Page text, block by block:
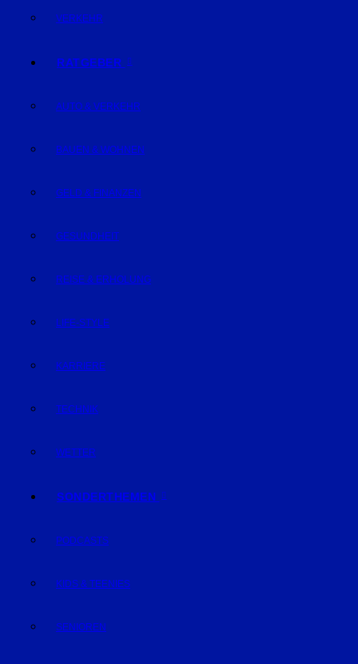
VERKEHR
RATGEBER
AUTO & VERKEHR
BAUEN & WOHNEN
GELD & FINANZEN
GESUNDHEIT
REISE & ERHOLUNG
LIFE-STYLE
KARRIERE
TECHNIK
WETTER
SONDERTHEMEN
PODCASTS
KIDS & TEENIES
SENIOREN